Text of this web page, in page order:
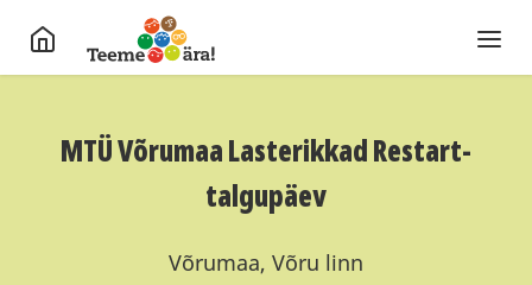
MTÜ Võrumaa Lasterikkad Restart-
talgupäev
Võrumaa, Võru linn